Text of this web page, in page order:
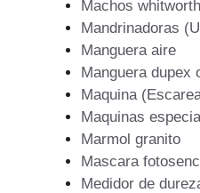
Machos
Mandrinadoras
Manguera aire
Manguera dupex
Maquina
Maquinas
Marmol granito
Mascara
Medidor de